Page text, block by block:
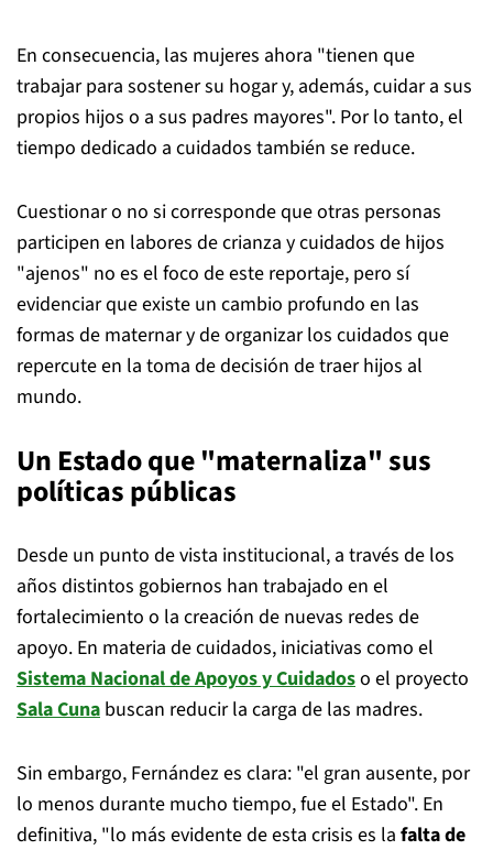
En consecuencia, las mujeres ahora "tienen que
trabajar para sostener su hogar y, además, cuidar a sus
propios hijos o a sus padres mayores". Por lo tanto, el
tiempo dedicado a cuidados también se reduce.
Cuestionar o no si corresponde que otras personas
participen en labores de crianza y cuidados de hijos
"ajenos" no es el foco de este reportaje, pero sí
evidenciar que existe un cambio profundo en las
formas de maternar y de organizar los cuidados que
repercute en la toma de decisión de traer hijos al
mundo.
Un Estado que "maternaliza" sus
políticas públicas
Desde un punto de vista institucional, a través de los
años distintos gobiernos han trabajado en el
fortalecimiento o la creación de nuevas redes de
apoyo. En materia de cuidados, iniciativas como el
Sistema Nacional de Apoyos y Cuidadoso el proyecto
Sala Cuna buscan reducir la carga de las madres.
Sin embargo, Fernández es clara: "el gran ausente, por
lo menos durante mucho tiempo, fue el Estado". En
definitiva, "lo más evidente de esta crisis es la falta de